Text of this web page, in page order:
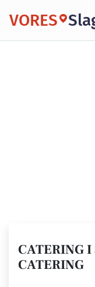
VORES
CATERING I
CATERING